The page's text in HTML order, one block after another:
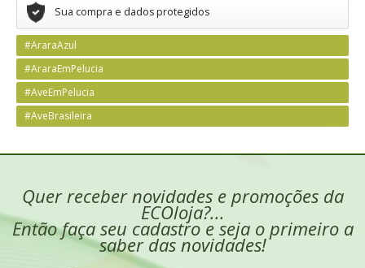
Sua compra e dados protegidos
#AraraAzul
#AraraEmPelucia
#AveEmPelucia
#AveBrasileira
Quer receber novidades e promoções da
ECOloja?...
Então faça seu cadastro e seja o primeiro a
saber das novidades!